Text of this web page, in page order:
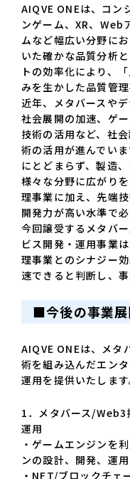
AIQVE ONEは、コン
ンゲーム、XR、Web
ムなど幅広い分野に
いた確かな品質分析
トの効率化により、
みを生かした品質管
近年、メタバースや
社会展開の加速、ゲ
技術の活用など、社
術の活用が進んでい
にとどまらず、製造
様々な分野に広がり
理事業に加え、先端
開発力が高い水準で
今回譲受するメタバ
ビス開発・運用事業
理事業とのシナジー
速できると判断し、
■今後の事業展
AIQVE ONEは、メタ
術を組み込んだエン
運用を提供いたします
1．メタバース/Web3
運用
・ゲームエンジンを
ンの設計、開発、運用
・NFT/ブロックチェ